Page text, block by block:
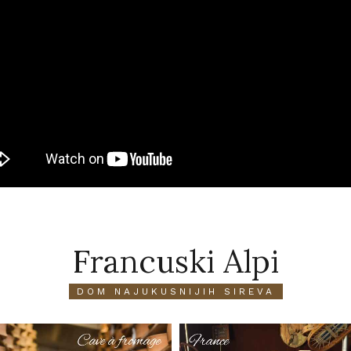
Francuski Alpi
DOM NAJUKUSNIJIH SIREVA